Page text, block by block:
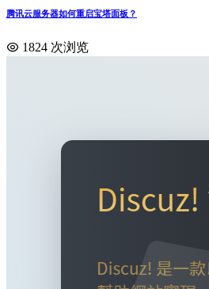
腾讯云服务器如何重启宝塔面板？
1824 次浏览